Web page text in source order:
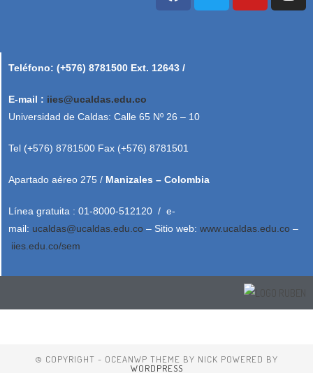
Teléfono: (+576) 8781500 Ext. 12643 /
E-mail : iies@ucaldas.edu.co
Universidad de Caldas: Calle 65 Nº 26 – 10
Tel (+576) 8781500 Fax (+576) 8781501
Apartado aéreo 275 / Manizales – Colombia
Línea gratuita : 01-8000-512120 / e-
mail: ucaldas@ucaldas.edu.co – Sitio web: www.ucaldas.edu.co –
iies.edu.co/sem
© COPYRIGHT - OCEANWP THEME BY NICK POWERED BY
WORDPRESS